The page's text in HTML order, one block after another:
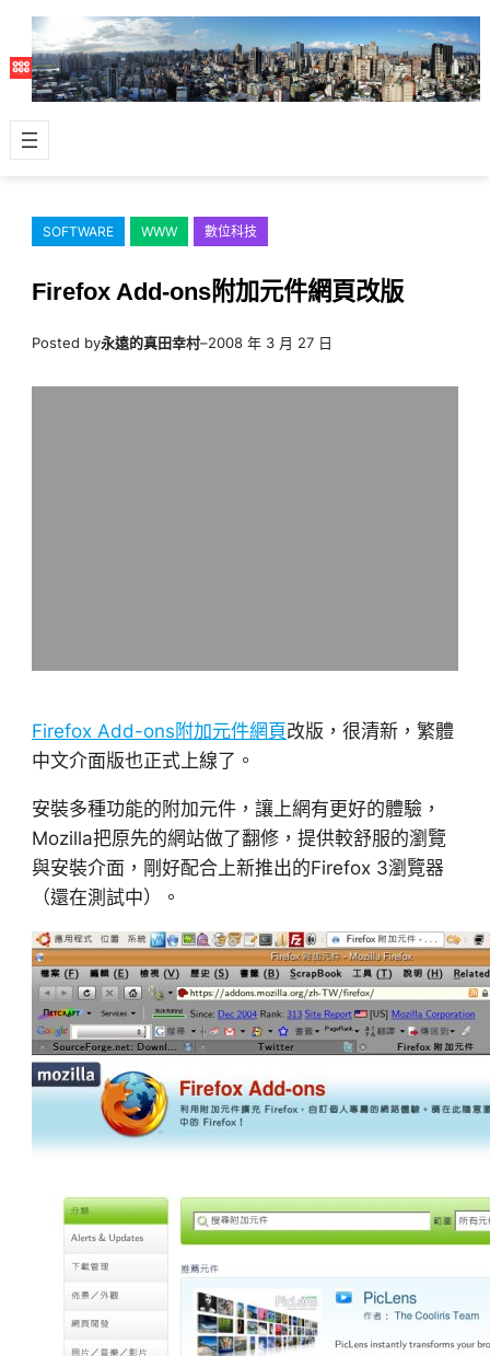
主
容
SOFTWARE WWW 數位科技
Firefox Add-ons附加元件網頁改版
Posted by永遠的真田幸村–2008 年 3 月 27 日
Firefox Add-ons附加元件網頁改版，很清新，繁體
中文介面版也正式上線了。
安裝多種功能的附加元件，讓上網有更好的體驗，
Mozilla把原先的網站做了翻修，提供較舒服的瀏覽
與安裝介面，剛好配合上新推出的Firefox 3瀏覽器
（還在測試中）。